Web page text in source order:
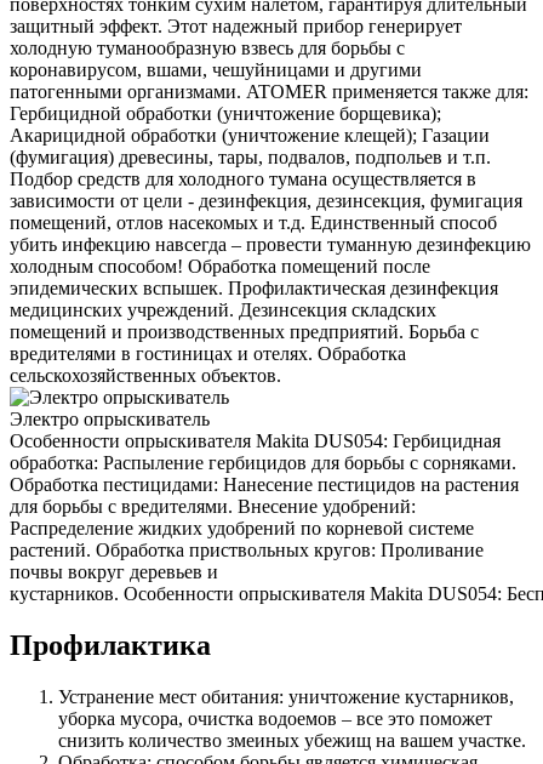
поверхностях тонким сухим налетом, гарантируя длительный
защитный эффект. Этот надежный прибор генерирует
холодную туманообразную взвесь для борьбы с
коронавирусом, вшами, чешуйницами и другими
патогенными организмами. ATOMER применяется также для:
Гербицидной обработки (уничтожение борщевика);
Акарицидной обработки (уничтожение клещей); Газации
(фумигация) древесины, тары, подвалов, подпольев и т.п.
Подбор средств для холодного тумана осуществляется в
зависимости от цели - дезинфекция, дезинсекция, фумигация
помещений, отлов насекомых и т.д. Единственный способ
убить инфекцию навсегда – провести туманную дезинфекцию
холодным способом! Обработка помещений после
эпидемических вспышек. Профилактическая дезинфекция
медицинских учреждений. Дезинсекция складских
помещений и производственных предприятий. Борьба с
вредителями в гостиницах и отелях. Обработка
сельскохозяйственных объектов.
Электро опрыскиватель
Особенности опрыскивателя Makita DUS054: Гербицидная
обработка: Распыление гербицидов для борьбы с сорняками.
Обработка пестицидами: Нанесение пестицидов на растения
для борьбы с вредителями. Внесение удобрений:
Распределение жидких удобрений по корневой системе
растений. Обработка приствольных кругов: Проливание
почвы вокруг деревьев и
кустарников. Особенности опрыскивателя Makita DUS054:
Профилактика
Устранение мест обитания: уничтожение кустарников,
уборка мусора, очистка водоемов – все это поможет
снизить количество змеиных убежищ на вашем участке.